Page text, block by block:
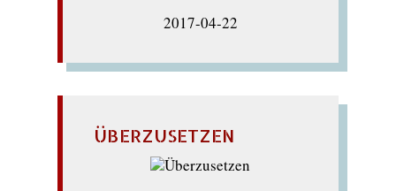
2017-04-22
ÜBERZUSETZEN